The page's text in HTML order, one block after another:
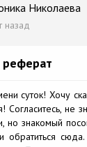
Николаева
назад
реферат
суток! Хочу
Согласитесь, не
но знакомый
обратиться